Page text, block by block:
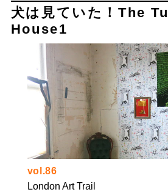
犬は見ていた！The
House1
vol.86
London Art Trail